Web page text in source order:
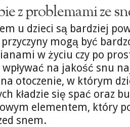
z problemami ze
u dzieci są bardziej
mogą być
w życiu czy po
na jakość snu
otoczenie, w którym
kładzie się spać oraz
elementem, który
snem.